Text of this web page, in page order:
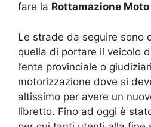
fare la Rottamazione
Le strade da seguire sono
quella di portare il veicolo
l’ente provinciale o
motorizzazione dove si
altissimo per avere un
libretto. Fino ad oggi è